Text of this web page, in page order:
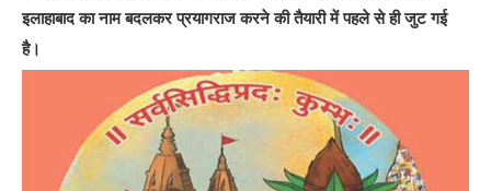
इलाहाबाद का नाम बदलकर प्रयागराज करने की तैयारी में पहले से ही जुट गई
है।